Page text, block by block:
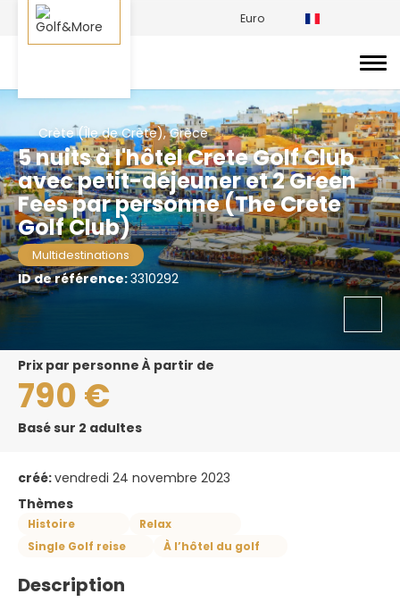
Euro
Crète (Île de Crète), Grèce
5 nuits à l'hôtel Crete Golf Club
avec petit-déjeuner et 2 Green
Fees par personne (The Crete
Golf Club)
Multidestinations
ID de référence:3310292
prix par personne À partir de
790 €
Basé sur 2 adultes
créé:vendredi 24 novembre 2023
Thèmes
Histoire
Relax
Single Golf reise
À l’hôtel du golf
Description